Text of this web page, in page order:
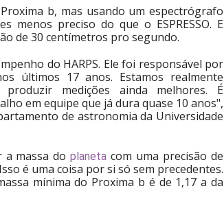
b, mas usando um espectrógrafo
menos preciso do que o ESPRESSO. E
de 30 centímetros pro segundo.
do HARPS. Ele foi responsável por
últimos 17 anos. Estamos realmente
produzir medições ainda melhores. É
em equipe que já dura quase 10 anos",
de astronomia da Universidade
a massa doplanetacom uma precisão de
é uma coisa por si só sem precedentes.
mínima do Proxima b é de 1,17 a da